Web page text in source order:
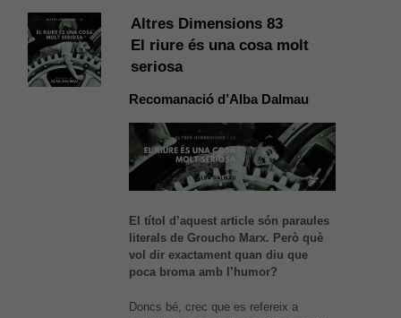
Altres Dimensions 83
El riure és una cosa molt
seriosa
Recomanació d’Alba Dalmau
El títol d’aquest article són paraules
literals de Groucho Marx. Però què
vol dir exactament quan diu que
poca broma amb l’humor?
Doncs bé, crec que es refereix a